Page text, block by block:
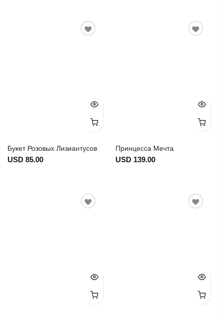
Букет Розовых Лизиантусов
USD 85.00
Принцесса Мечта
USD 139.00